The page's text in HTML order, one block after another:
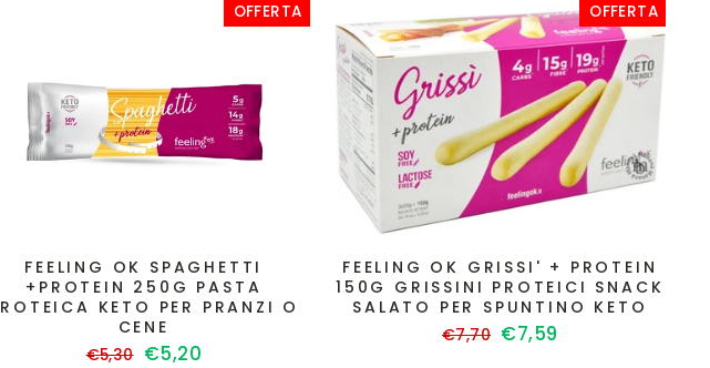
OFFERTA
FEELING OK SPAGHETTI
+PROTEIN 250G PASTA
KETO PER PRANZI O
CENE
Prezzo
€5,30 Prezzo
€5,20
OFFERTA
FEELING OK GRISSI' + PROTEIN
150G GRISSINI PROTEICI SNACK
SALATO PER SPUNTINO KETO
Prezzo
€7,70 Prezzo
€7,59